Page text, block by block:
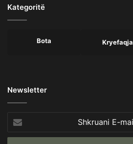
Kategoritë
Bota Kryefaqja
Newsletter
E-
mailin